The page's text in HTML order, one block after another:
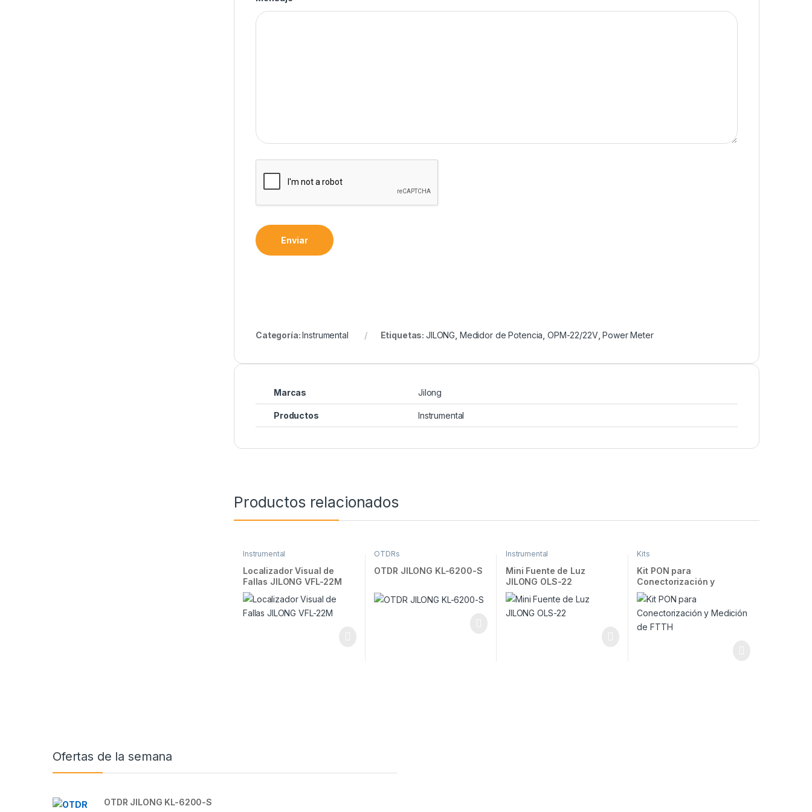
Enviar
Categoría:Instrumental Etiquetas: JILONG Medidor de Potencia OPM-22/22V,Power Meter
Marcas Jilong
Productos Instrumental
Productos relacionados
Instrumental
Localizador Visual de
Fallas JILONG VFL-22M
OTDRs
OTDR JILONG KL-6200-S
Instrumental
Mini Fuente de Luz
JILONG OLS-22
Kits
Kit PON para
Conectorización y
Medición de FTTH
Brands Carousel
Ofertas de la semana
OTDR JILONG KL-6200-S